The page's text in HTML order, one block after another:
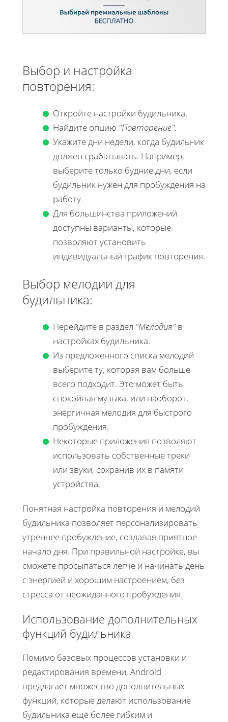
Выбор и настройка
повторения:
Откройте настройки будильника.
Найдите опцию "Повторение".
Укажите дни недели, когда будильник
должен срабатывать. Например,
выберите только будние дни, если
будильник нужен для пробуждения на
работу.
Для большинства приложений
доступны варианты, которые
позволяют установить
индивидуальный график повторения.
Выбор мелодии для
будильника:
Перейдите в раздел "Мелодия"в
настройках будильника.
Из предложенного списка мелодий
выберите ту, которая вам больше
всего подходит. Это может быть
спокойная музыка, или наоборот,
энергичная мелодия для быстрого
пробуждения.
Некоторые приложения позволяют
использовать собственные треки
или звуки, сохранив их в памяти
устройства.
Понятная настройка повторения и мелодий
будильника позволяет персонализировать
утреннее пробуждение, создавая приятное
начало дня. При правильной настройке, вы
сможете просыпаться легче и начинать день
с энергией и хорошим настроением, без
стресса от неожиданного пробуждения.
Использование дополнительных
функций будильника
Помимо базовых процессов установки и
редактирования времени, Android
предлагает множество дополнительных
функций, которые делают использование
будильника еще более гибким и